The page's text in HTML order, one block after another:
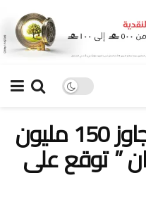
بقيمة استثمارية تتجاوز 150 مليون
” توقع على